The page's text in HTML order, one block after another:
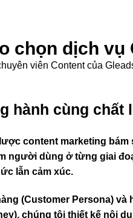
chọn dịch vụ
viên Content của
hành cùng chất
content marketing bám
người dùng ở từng giai
lẫn cảm xúc.
(Customer Persona) và
chúng tôi thiết kế nội